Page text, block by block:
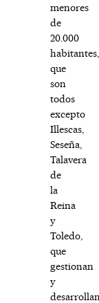
menores
de
20.000
habitantes,
que
son
todos
excepto
Illescas,
Seseña,
Talavera
de
la
Reina
y
Toledo,
que
gestionan
y
desarrollan